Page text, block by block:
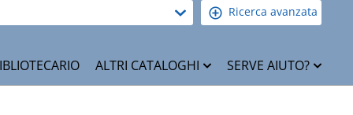
Ricerca avanzata
ALTRI CATALOGHI SERVE AIUTO?